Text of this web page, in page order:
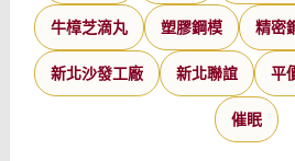
牛樟芝滴丸 塑膠鋼模 精密
新北沙發工廠 新北聯誼 平
催眠